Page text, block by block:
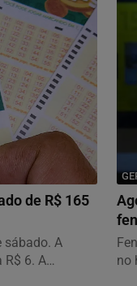
de R$ 165
sábado. A
R$ 6. A
no